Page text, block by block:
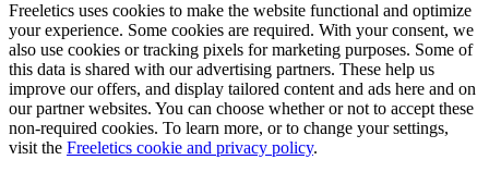
Freeletics uses cookies to make the website functional and optimize
your experience. Some cookies are required. With your consent, we
also use cookies or tracking pixels for marketing purposes. Some of
this data is shared with our advertising partners. These help us
improve our offers, and display tailored content and ads here and on
our partner websites. You can choose whether or not to accept these
non-required cookies. To learn more, or to change your settings,
visit the Freeletics cookie and privacy policy.